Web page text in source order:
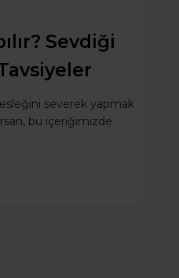
Sevdiği
severek yapmak
bu içeriğimizde